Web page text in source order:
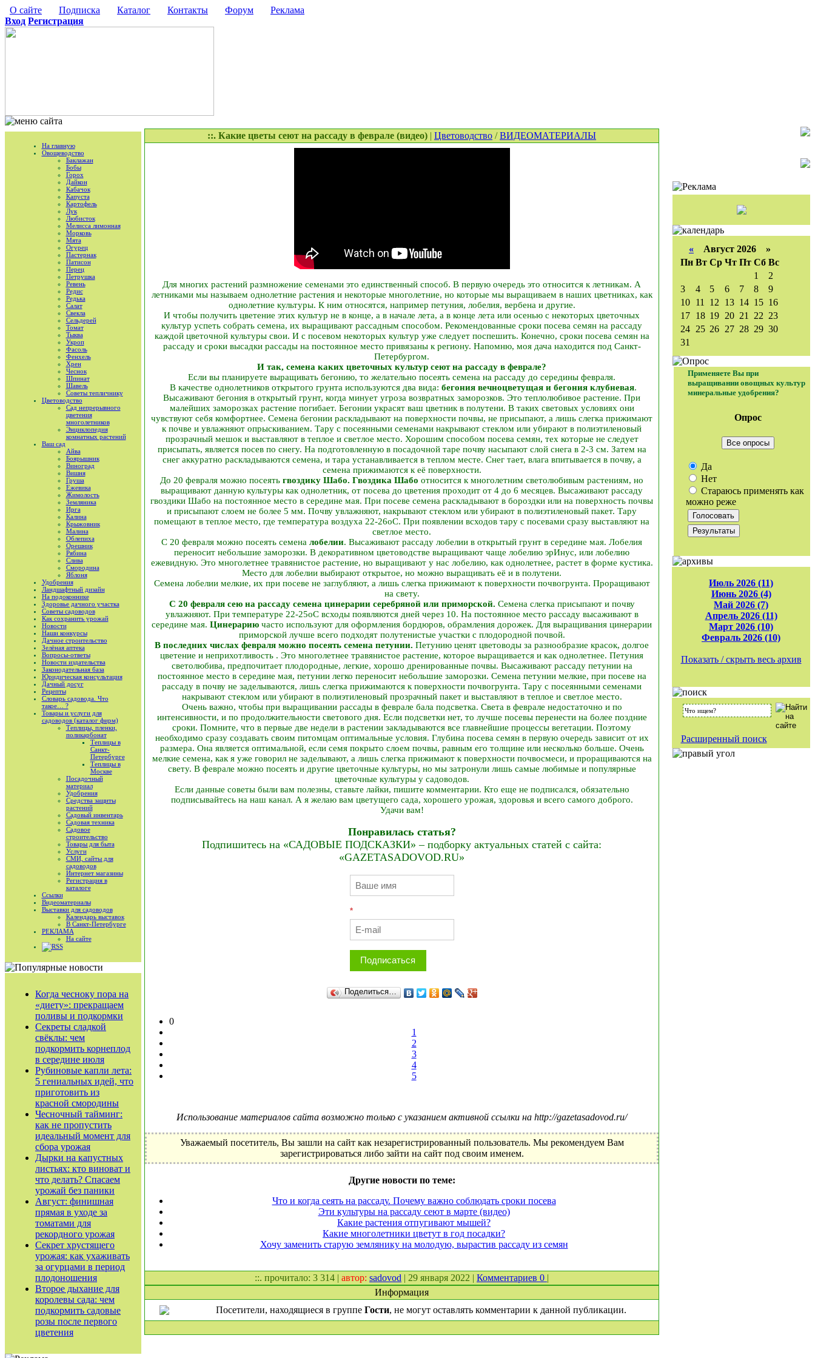
О сайте Подписка Каталог Контакты Форум
Реклама
Вход Регистрация
На главную
Овощеводство
Баклажан
Бобы
Горох
Дайкон
Кабачок
Капуста
Картофель
Лук
Любисток
Мелисса лимонная
Морковь
Мята
Огурец
Пастернак
Патисон
Перец
Петрушка
Ревень
Редис
Редька
Салат
Свекла
Сельдерей
Томат
Тыква
Укроп
Фасоль
Фенхель
Хрен
Чеснок
Шпинат
Шавель
Советы тепличнику
Цветоводство
Сад непрерывного
цветения
многолетников
Энциклопедия
комнатных растений
Ваш сад
Айва
Боярышник
Виноград
Вишня
Груша
Ежевика
Жимолость
Земляника
Ирга
Калина
Крыжовник
Малина
Облепиха
Орешник
Рябина
Слива
Смородина
Яблоня
Удобрения
Ландшафтный дизайн
На подоконнике
Здоровье дачного участка
Советы садоводов
Как сохранить урожай
Новости
Наши конкурсы
Дачное строительство
Зелёная аптека
Вопросы-ответы
Новости издательства
Законодательная база
Юридическая консультация
Дачный досуг
Рецепты
Словарь садовода. Что
такое… ?
Товары и услуги для
садоводов (каталог фирм)
Теплицы, пленки,
поликарбонат
Теплицы в
Санкт-
Петербурге
Теплицы в
Москве
Посадочный
материал
Удобрения
Средства защиты
растений
Садовый инвентарь
Садовая техника
Садовое
строительство
Товары для быта
Услуги
СМИ, сайты для
садоводов
Интернет магазины
Регистрация в
каталоге
Ссылки
Видеоматериалы
Выставки для садоводов
Календарь выставок
В Санкт-Петербурге
РЕКЛАМА
На сайте
RSS
Когда чесноку пора на
«диету»: прекращаем
поливы и подкормки
Секреты сладкой
свёклы: чем
подкормить корнеплод
в середине июля
Рубиновые капли лета:
5 гениальных идей, что
приготовить из
красной смородины
Чесночный тайминг:
как не пропустить
идеальный момент для
сбора урожая
Дырки на капустных
листьях: кто виноват и
что делать? Спасаем
урожай без паники
Август: финишная
прямая в уходе за
томатами для
рекордного урожая
Секрет хрустящего
урожая: как ухаживать
за огурцами в период
плодоношения
Второе дыхание для
королевы сада: чем
подкормить садовые
розы после первого
цветения
::. Какие цветы сеют на рассаду в феврале (видео) | Цветоводство /ВИДЕОМАТЕРИАЛЫ
Для многих растений размножение семенами это единственный способ. В первую очередь это относится к летникам. А
летниками мы называем однолетние растения и некоторые многолетние, но которые мы выращиваем в наших цветниках, как
однолетние культуры. К ним относятся, например петуния, лобелия, вербена и другие.
И чтобы получить цветение этих культур не в конце, а в начале лета, а в конце лета или осенью с некоторых цветочных
культур успеть собрать семена, их выращивают рассадным способом. Рекомендованные сроки посева семян на рассаду
каждой цветочной культуры свои. И с посевом некоторых культур уже следует поспешить. Конечно, сроки посева семян на
рассаду и сроки высадки рассады на постоянное место привязаны к региону. Напомню, моя дача находится под Санкт-
Петербургом.
И так, семена каких цветочных культур сеют на рассаду в феврале?
Если вы планируете выращивать бегонию, то желательно посеять семена на рассаду до середины февраля.
В качестве однолетников открытого грунта используются два вида: бегония вечноцветущаяи бегония клубневая.
Высаживают бегония в открытый грунт, когда минует угроза возвратных заморозков. Это теплолюбивое растение. При
малейших заморозках растение погибает. Бегонии украсят ваш цветник в полутени. В таких световых условиях они
чувствуют себя комфортнее. Семена бегонии раскладывают на поверхности почвы, не присыпают, а лишь слегка прижимают
к почве и увлажняют опрыскиванием. Тару с посеянными семенами накрывают стеклом или убирают в полиэтиленовый
прозрачный мешок и выставляют в теплое и светлое место. Хорошим способом посева семян, тех которые не следует
присыпать, является посев по снегу. На подготовленную в посадочной таре почву насыпают слой снега в 2-3 см. Затем на
снег аккуратно раскладываются семена, и тара устанавливается в теплом месте. Снег тает, влага впитывается в почву, а
семена прижимаются к её поверхности.
До 20 февраля можно посеять гвоздику Шабо. Гвоздика Шабо относится к многолетним светолюбивым растениям, но
выращивают данную культуры как однолетник, от посева до цветения проходит от 4 до 6 месяцев. Высаживают рассаду
гвоздики Шабо на постоянное место в середине мая. При посеве семена раскладывают в бороздки или на поверхность почвы
и присыпают слоем не более 5 мм. Почву увлажняют, накрывают стеклом или убирают в полиэтиленовый пакет. Тару
помещают в теплое место, где температура воздуха 22-26оС. При появлении всходов тару с посевами сразу выставляют на
светлое место.
С 20 февраля можно посеять семена лобелии. Высаживают рассаду лобелии в открытый грунт в середине мая. Лобелия
переносит небольшие заморозки. В декоративном цветоводстве выращивают чаще лобелию эрИнус, или лобелию
ежевидную. Это многолетнее травянистое растение, но выращивают у нас лобелию, как однолетнее, растет в форме кустика.
Место для лобелии выбирают открытое, но можно выращивать её и в полутени.
Семена лобелии мелкие, их при посеве не заглубляют, а лишь слегка прижимают к поверхности почвогрунта. Проращивают
на свету.
С 20 февраля сею на рассаду семена цинерарии серебряной или приморской. Семена слегка присыпают и почву
увлажняют. При температуре 22-25оС всходы появляются дней через 10. На постоянное место рассаду высаживают в
середине мая. Цинерарию часто используют для оформления бордюров, обрамления дорожек. Для выращивания цинерарии
приморской лучше всего подходят полутенистые участки с плодородной почвой.
В последних числах февраля можно посеять семена петунии. Петунию ценят цветоводы за разнообразие красок, долгое
цветение и неприхотливость . Это многолетнее травянистое растение, которое выращивается и как однолетнее. Петуния
светолюбива, предпочитает плодородные, легкие, хорошо дренированные почвы. Высаживают рассаду петунии на
постоянное место в середине мая, петунии легко переносит небольшие заморозки. Семена петунии мелкие, при посеве на
рассаду в почву не заделываются, лишь слегка прижимаются к поверхности почвогрунта. Тару с посеянными семенами
накрывают стеклом или убирают в полиэтиленовый прозрачный пакет и выставляют в теплое и светлое место.
Очень важно, чтобы при выращивании рассады в феврале бала подсветка. Света в феврале недостаточно и по
интенсивности, и по продолжительности светового дня. Если подсветки нет, то лучше посевы перенести на более поздние
сроки. Помните, что в первые две недели в растении закладываются все главнейшие процессы вегетации. Поэтому
необходимо сразу создавать своим питомцам оптимальные условия. Глубина посева семян в первую очередь зависит от их
размера. Она является оптимальной, если семя покрыто слоем почвы, равным его толщине или несколько больше. Очень
мелкие семена, как я уже говорил не заделывают, а лишь слегка прижимают к поверхности почвосмеси, и проращиваются на
свету. В феврале можно посеять и другие цветочные культуры, но мы затронули лишь самые любимые и популярные
цветочные культуры у садоводов.
Если данные советы были вам полезны, ставьте лайки, пишите комментарии. Кто еще не подписался, обязательно
подписывайтесь на наш канал. А я желаю вам цветущего сада, хорошего урожая, здоровья и всего самого доброго.
Удачи вам!
Понравилась статья?
Подпишитесь на «САДОВЫЕ ПОДСКАЗКИ» – подборку актуальных статей с сайта:
«GAZETASADOVOD.RU»
*
Подписаться
Поделиться…
0
1
2
3
4
5
Использование материалов сайта возможно только с указанием активной ссылки на http://gazetasadovod.ru/
Уважаемый посетитель, Вы зашли на сайт как незарегистрированный пользователь. Мы рекомендуем Вам
зарегистрироваться либо зайти на сайт под своим именем.
Другие новости по теме:
Что и когда сеять на рассаду. Почему важно соблюдать сроки посева
Эти культуры на рассаду сеют в марте (видео)
Какие растения отпугивают мышей?
Какие многолетники цветут в год посадки?
Хочу заменить старую землянику на молодую, вырастив рассаду из семян
::. прочитало: 3 314 | автор: sadovod | 29 января 2022 | Комментариев 0 |
Информация
Посетители, находящиеся в группе Гости, не могут оставлять комментарии к данной публикации.
« Август 2026 »
Пн Вт Ср Чт Пт Сб Вс
1
2
3
4 5 6 7 8
9
10 11 12 13 14 15 16
17 18 19 20 21 22 23
24 25 26 27 28 29 30
31
Применяете Вы при
выращивании овощных культур
минеральные удобрения?
Опрос
Все опросы
Да
Нет
Стараюсь применять как
можно реже
Июль 2026 (11)
Июнь 2026 (4)
Май 2026 (7)
Апрель 2026 (11)
Март 2026 (10)
Февраль 2026 (10)
Показать / скрыть весь архив
Расширенный поиск